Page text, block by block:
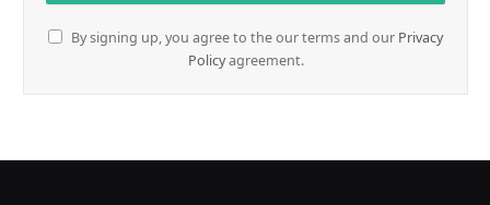
By signing up, you agree to the our terms and our Privacy
Policyagreement.